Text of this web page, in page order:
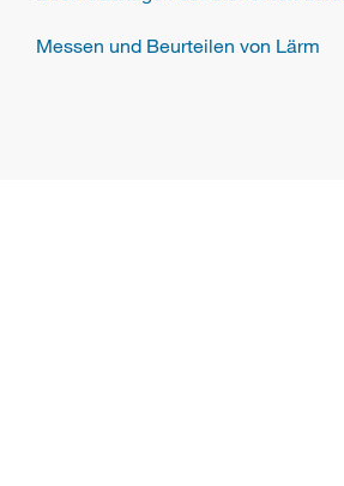
Messen und Beurteilen von Lärm